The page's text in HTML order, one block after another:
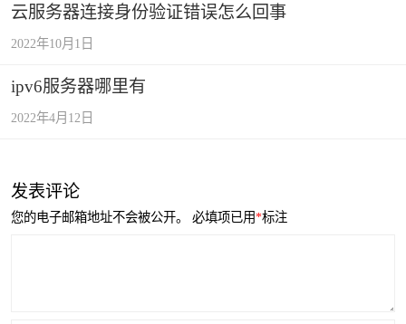
云服务器连接身份验证错误怎么回事
2022年10月1日
ipv6服务器哪里有
2022年4月12日
发表评论
您的电子邮箱地址不会被公开。 必填项已用*标注